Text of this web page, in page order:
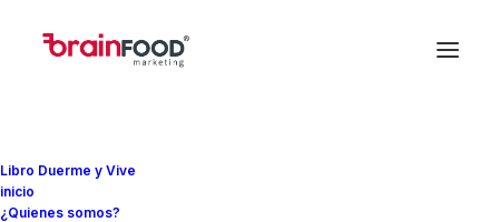
Libro Duerme y Vive
inicio
¿Quienes somos?